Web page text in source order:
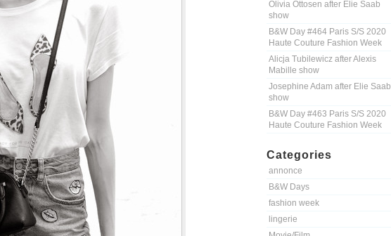
Olivia Ottosen after Elie Saab
show
B&W Day #464 Paris S/S 2020
Haute Couture Fashion Week
Alicja Tubilewicz after Alexis
Mabille show
Josephine Adam after Elie Saab
show
B&W Day #463 Paris S/S 2020
Haute Couture Fashion Week
Categories
annonce
B&W Days
fashion week
lingerie